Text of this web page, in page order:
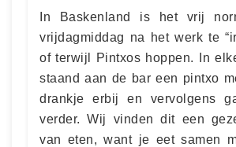
In Baskenland is het vrij
vrijdagmiddag na het werk te
of terwijl Pintxos hoppen. In
staand aan de bar een pintxo
drankje erbij en vervolgens
verder. Wij vinden dit een
van eten, want je eet samen